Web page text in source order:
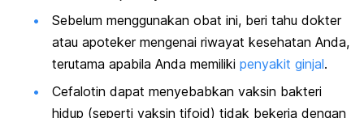
Sebelum menggunakan obat ini, beri tahu dokter
atau apoteker mengenai riwayat kesehatan Anda,
terutama apabila Anda memiliki penyakit ginjal.
Cefalotin dapat menyebabkan vaksin bakteri
hidup (seperti vaksin tifoid) tidak bekerja dengan